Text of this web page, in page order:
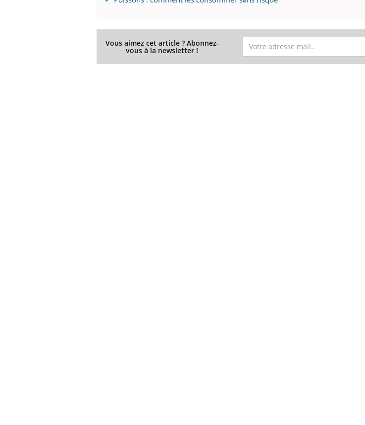
Vous aimez cet article ? Abonnez-
vous à la newsletter !